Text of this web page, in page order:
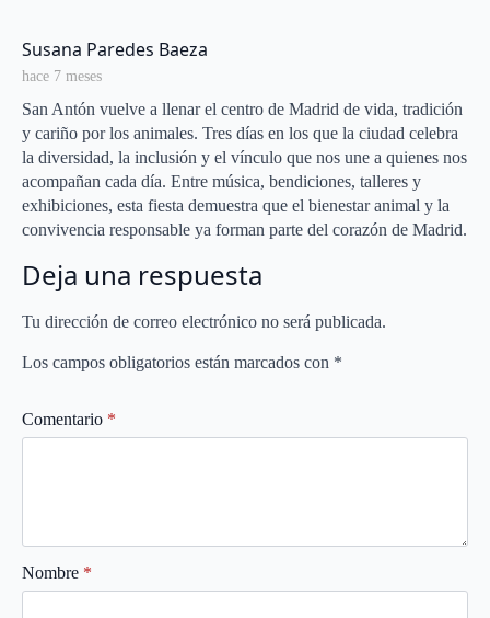
Susana Paredes Baeza
hace 7 meses
San Antón vuelve a llenar el centro de Madrid de vida, tradición
y cariño por los animales. Tres días en los que la ciudad celebra
la diversidad, la inclusión y el vínculo que nos une a quienes nos
acompañan cada día. Entre música, bendiciones, talleres y
exhibiciones, esta fiesta demuestra que el bienestar animal y la
convivencia responsable ya forman parte del corazón de Madrid.
Deja una respuesta
Tu dirección de correo electrónico no será publicada.
Los campos obligatorios están marcados con *
Comentario *
Nombre *